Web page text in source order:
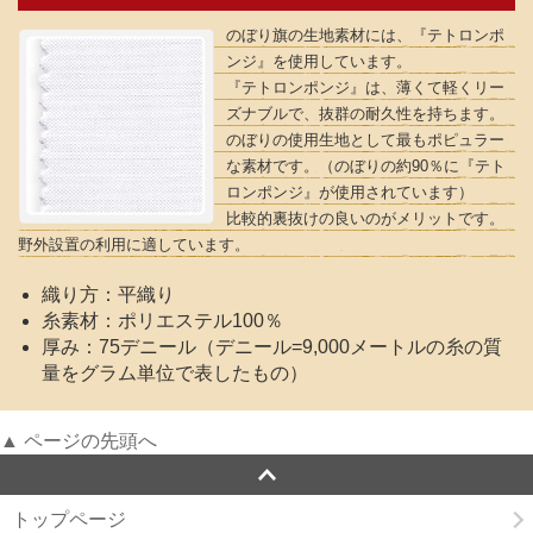
のぼり旗の生地素材には、『テトロンポ
ンジ』を使用しています。
『テトロンポンジ』は、薄くて軽くリー
ズナブルで、抜群の耐久性を持ちます。
のぼりの使用生地として最もポピュラー
な素材です。（のぼりの約90％に『テト
ロンポンジ』が使用されています）
比較的裏抜けの良いのがメリットです。
野外設置の利用に適しています。
織り方：平織り
糸素材：ポリエステル100％
厚み：75デニール（デニール=9,000メートルの糸の質
量をグラム単位で表したもの）
▲ ページの先頭へ
トップページ